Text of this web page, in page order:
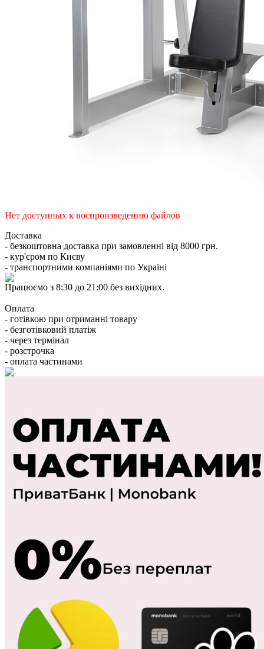
Нет доступных к воспроизведению файлов
Доставка
- безкоштовна доставка при замовленні від 8000 грн.
- кур'єром по Києву
- транспортними компаніями по Україні
Працюємо з 8:30 до 21:00 без вихідних.
Оплата
- готівкою при отриманні товару
- безготівковий платіж
- через термінал
- розстрочка
- оплата частинами